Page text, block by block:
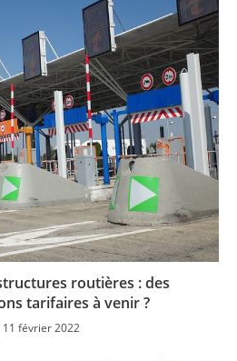
routières : des
tarifaires à venir ?
11 février 2022